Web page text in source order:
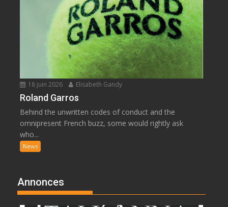
18 juin 2026 Elisabeth Gandy
Roland Garros
Behind the unwritten codes of conduct and the
omnipresent French buzz, some would rightly ask
who...
News
Annonces